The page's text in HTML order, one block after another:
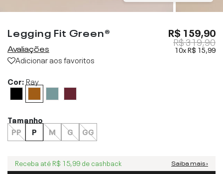
Legging Fit Green®
Avaliações
Adicionar aos favoritos
R$ 159,90
R$ 319,90
10xR$ 15,99
Cor:Ray
Tamanho
PP
P M G GG
Receba até R$ 15,99 de cashback Saiba mais ›